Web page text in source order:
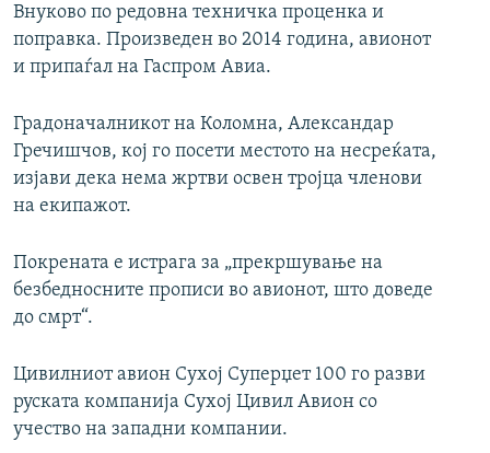
Внуково по редовна техничка проценка и
поправка. Произведен во 2014 година, авионот
и припаѓал на Гаспром Авиа.
Градоначалникот на Коломна, Александар
Гречишчов, кој го посети местото на несреќата,
изјави дека нема жртви освен тројца членови
на екипажот.
Покрената е истрага за „прекршување на
безбедносните прописи во авионот, што доведе
до смрт“.
Цивилниот авион Сухој Суперџет 100 го разви
руската компанија Сухој Цивил Авион со
учество на западни компании.